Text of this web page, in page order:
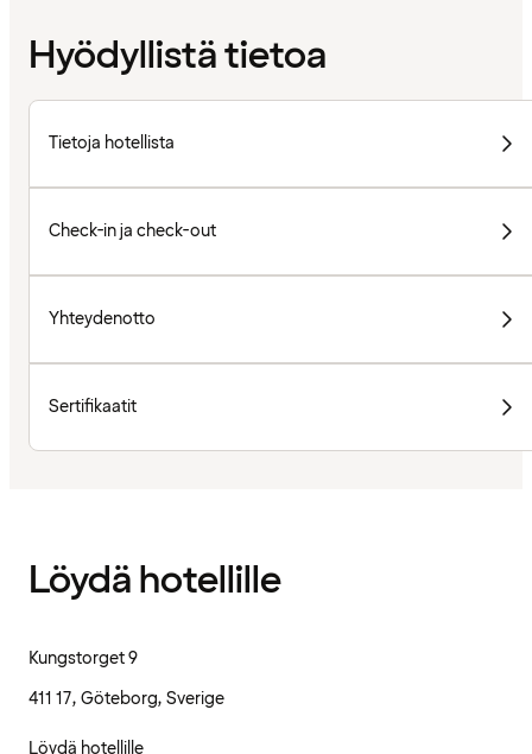
Hyödyllistä tietoa
Tietoja hotellista
Check-in ja check-out
Yhteydenotto
Sertifikaatit
Löydä hotellille
Kungstorget 9
411 17, Göteborg, Sverige
Löydä hotellille